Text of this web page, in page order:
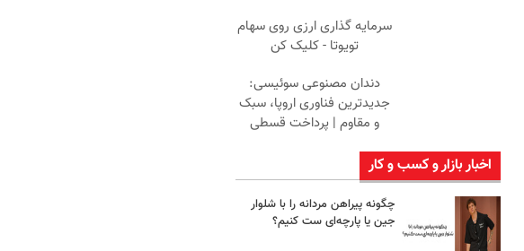
سرمایه گذاری ارزی روی سهام
تویوتا - کلیک کن
دندان مصنوعی سوئیسی:
جدیدترین فناوری اروپا، سبک
و مقاوم | پرداخت قسطی
اخبار بازار و کسب و کار
چگونه پیراهن مردانه را با شلوار
جین یا پارچه‌ای ست کنیم؟